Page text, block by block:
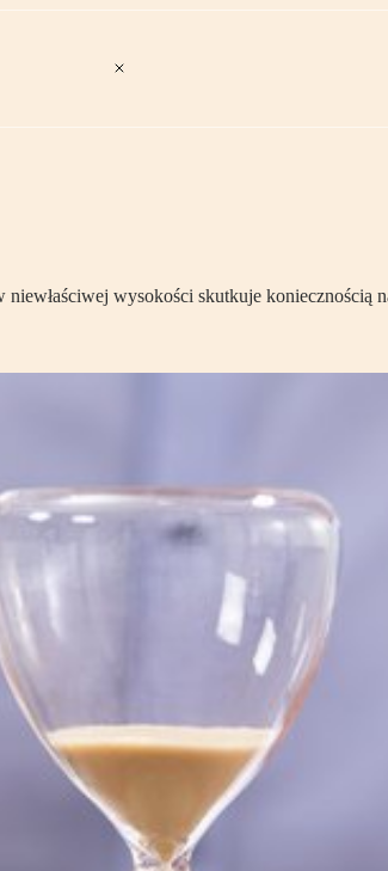
wysokości skutkuje koniecznością